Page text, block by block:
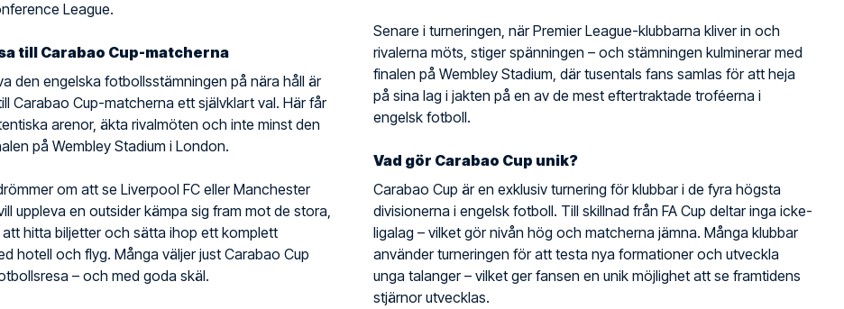
League.
till Carabao Cup-matcherna
den engelska fotbollsstämningen på nära håll är
Carabao Cup-matcherna ett självklart val. Här får
arenor, äkta rivalmöten och inte minst den
på Wembley Stadium i London.
om att se Liverpool FC eller Manchester
uppleva en outsider kämpa sig fram mot de stora,
att hitta biljetter och sätta ihop ett komplett
hotell och flyg. Många väljer just Carabao Cup
– och med goda skäl.
Senare i turneringen, när Premier League-klubbarna kliver in och
rivalerna möts, stiger spänningen – och stämningen kulminerar med
finalen på Wembley Stadium, där tusentals fans samlas för att heja
på sina lag i jakten på en av de mest eftertraktade troféerna i
engelsk fotboll.
Vad gör Carabao Cup unik?
Carabao Cup är en exklusiv turnering för klubbar i de fyra högsta
divisionerna i engelsk fotboll. Till skillnad från FA Cup deltar inga icke-
ligalag – vilket gör nivån hög och matcherna jämna. Många klubbar
använder turneringen för att testa nya formationer och utveckla
unga talanger – vilket ger fansen en unik möjlighet att se framtidens
stjärnor utvecklas.